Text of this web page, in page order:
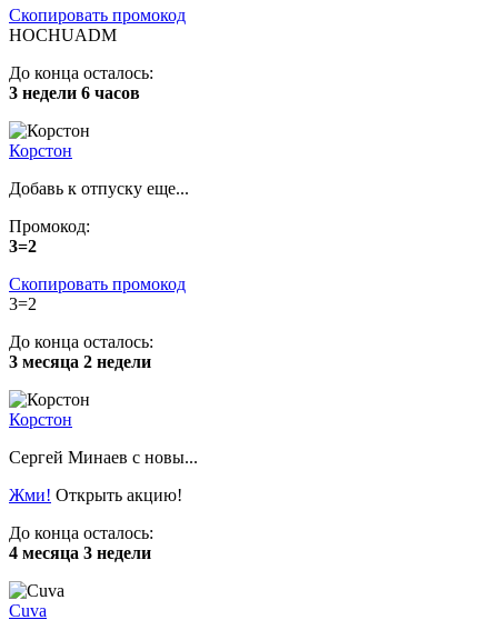
Скопировать промокод
HOCHUADM
До конца осталось:
3 недели 6 часов
Корстон
Добавь к отпуску еще...
Промокод:
3=2
Скопировать промокод
3=2
До конца осталось:
3 месяца 2 недели
Корстон
Сергей Минаев с новы...
Жми! Открыть акцию!
До конца осталось:
4 месяца 3 недели
Cuva